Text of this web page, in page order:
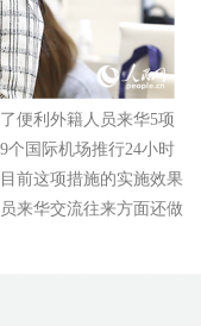
便利外籍人员来华5项
个国际机场推行24小时
前这项措施的实施效果
来华交流往来方面还做